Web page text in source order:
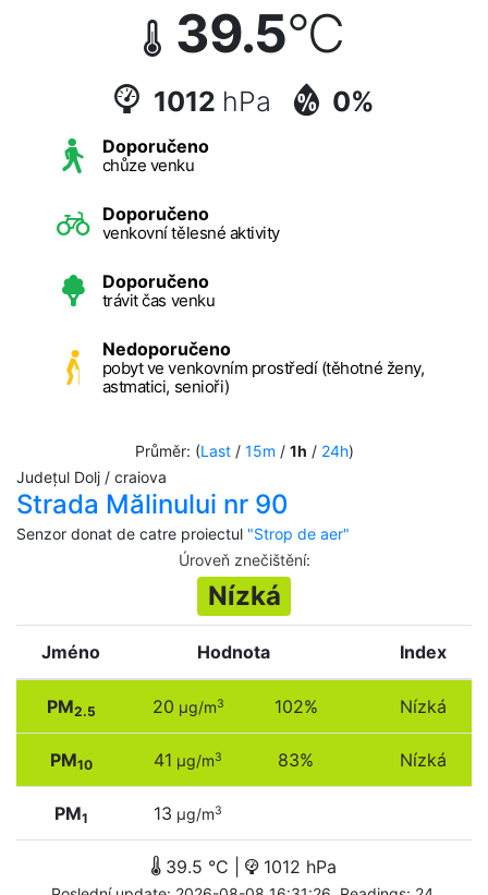
39.5°C
1012 hPa 0%
Doporučeno
chůze venku
Doporučeno
venkovní tělesné aktivity
Doporučeno
trávit čas venku
Nedoporučeno
pobyt ve venkovním prostředí (těhotné ženy,
astmatici, senioři)
Průměr: (Last/ 15m / 1h / 24h)
Județul Dolj / craiova
Strada Mălinului nr 90
Senzor donat de catre proiectul "Strop de aer"
Úroveň znečištění:
Nízká
Jméno Hodnota Index
PM2.5 20 µg/m3 102% Nízká
PM10 41 µg/m3 83% Nízká
PM1 13 µg/m3
39.5 °C | 1012 hPa